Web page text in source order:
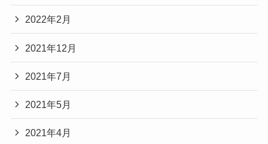
2022年2月
2021年12月
2021年7月
2021年5月
2021年4月